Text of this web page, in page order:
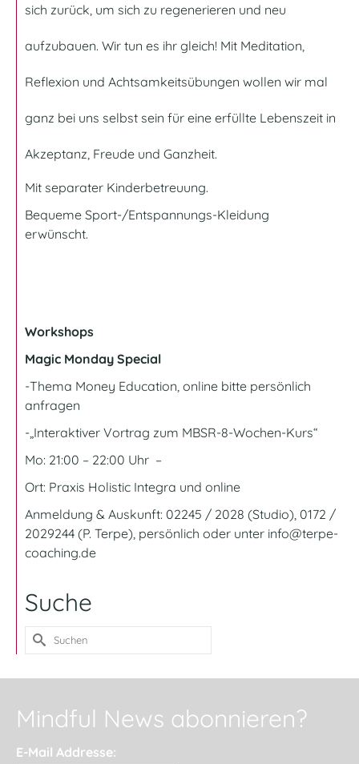
sich zurück, um sich zu regenerieren und neu
aufzubauen. Wir tun es ihr gleich! Mit Meditation,
Reflexion und Achtsamkeitsübungen wollen wir mal
ganz bei uns selbst sein für eine erfüllte Lebenszeit in
Akzeptanz, Freude und Ganzheit.
Mit separater Kinderbetreuung.
Bequeme Sport-/Entspannungs-Kleidung
erwünscht.
Workshops
Magic Monday Special
-Thema Money Education, online bitte persönlich
anfragen
-„Interaktiver Vortrag zum MBSR-8-Wochen-Kurs“
Mo: 21:00 – 22:00 Uhr –
Ort: Praxis Holistic Integra und online
Anmeldung & Auskunft: 02245 / 2028 (Studio), 0172 /
2029244 (P. Terpe), persönlich oder unter info@terpe-
coaching.de
Suche
Suche
nach:
Mindful News abonnieren?
E-Mail Addresse: